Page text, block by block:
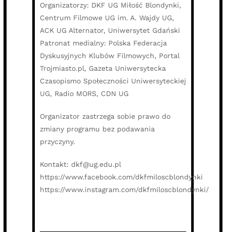
Organizatorzy: DKF UG Miłość Blondynki,
Centrum Filmowe UG im. A. Wajdy UG,
ACK UG Alternator, Uniwersytet Gdański
Patronat medialny: Polska Federacja
Dyskusyjnych Klubów Filmowych, Portal
Trojmiasto.pl, Gazeta Uniwersytecka
Czasopismo Społeczności Uniwersyteckiej
UG, Radio MORS, CDN UG
Organizator zastrzega sobie prawo do
zmiany programu bez podawania
przyczyny.
Kontakt: dkf@ug.edu.pl
https://www.facebook.com/dkfmiloscblondynki
https://www.instagram.com/dkfmiloscblondynki/